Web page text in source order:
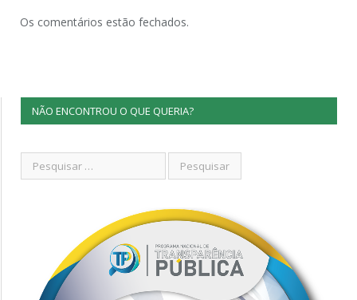
Os comentários estão fechados.
NÃO ENCONTROU O QUE QUERIA?